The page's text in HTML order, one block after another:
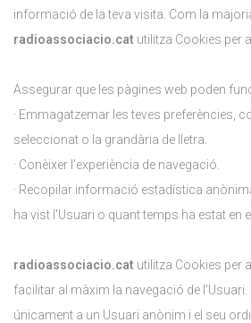
informació de la teva visita. Com la
radioassociacio.cat utilitza Cookies per a
Assegurar que les pàgines web poden
· Emmagatzemar les teves preferències,
seleccionat o la grandària de lletra.
· Conèixer l'experiència de navegació.
· Recopilar informació estadística
ha vist l'Usuari o quant temps ha estat en
radioassociacio.cat utilitza Cookies per
facilitar al màxim la navegació de
únicament a un Usuari anònim i el seu